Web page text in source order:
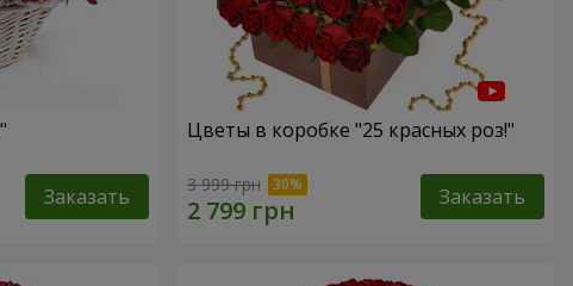
Заказать
Цветы в коробке "25 красных роз!"
3 999 грн Заказать